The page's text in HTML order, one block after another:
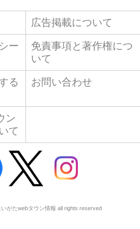
広告掲載について
ー
免責事項と著作権につ
いて
る
お問い合わせ
ン
て
がたwebタウン情報 all rights reserved